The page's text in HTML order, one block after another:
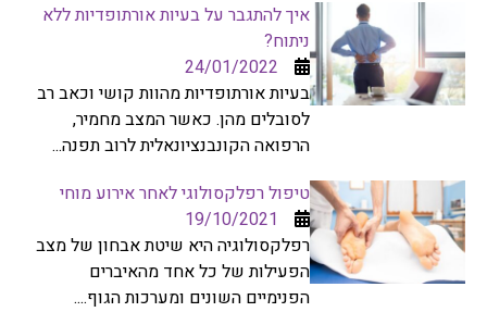
איך להתגבר על בעיות אורתופדיות ללא
ניתוח?
24/01/2022
בעיות אורתופדיות מהוות קושי וכאב רב
לסובלים מהן. כאשר המצב מחמיר,
הרפואה הקונבנציונאלית לרוב תפנה...
טיפול רפלקסולוגי לאחר אירוע מוחי
19/10/2021
רפלקסולוגיה היא שיטת אבחון של מצב
הפעילות של כל אחד מהאיברים
הפנימיים השונים ומערכות הגוף....